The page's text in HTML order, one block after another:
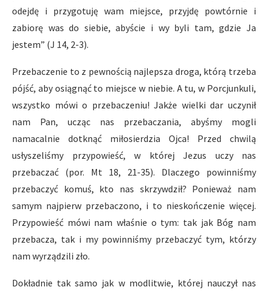
odejdę i przygotuję wam miejsce, przyjdę powtórnie i
zabiorę was do siebie, abyście i wy byli tam, gdzie Ja
jestem” (J 14, 2-3).
Przebaczenie to z pewnością najlepsza droga, którą trzeba
pójść, aby osiągnąć to miejsce w niebie. A tu, w Porcjunkuli,
wszystko mówi o przebaczeniu! Jakże wielki dar uczynił
nam Pan, ucząc nas przebaczania, abyśmy mogli
namacalnie dotknąć miłosierdzia Ojca! Przed chwilą
usłyszeliśmy przypowieść, w której Jezus uczy nas
przebaczać (por. Mt 18, 21-35). Dlaczego powinniśmy
przebaczyć komuś, kto nas skrzywdził? Ponieważ nam
samym najpierw przebaczono, i to nieskończenie więcej.
Przypowieść mówi nam właśnie o tym: tak jak Bóg nam
przebacza, tak i my powinniśmy przebaczyć tym, którzy
nam wyrządzili zło.
Dokładnie tak samo jak w modlitwie, której nauczył nas